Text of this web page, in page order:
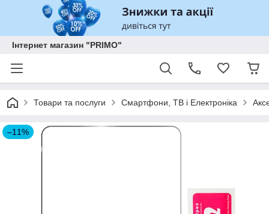
Інтернет магазин "PRIMO"
Товари та послуги Смартфони, ТВ і Електроніка
–11%